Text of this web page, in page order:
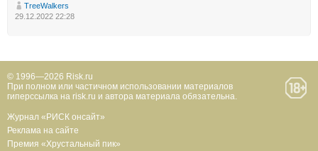
TreeWalkers
29.12.2022 22:28
© 1996—2026 Risk.ru
При полном или частичном использовании материалов
гиперссылка на risk.ru и автора материала обязательна.
Журнал «РИСК онсайт»
Реклама на сайте
Премия «Хрустальный пик»